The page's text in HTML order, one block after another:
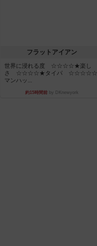
フラットアイアン
世界に浸れる度 ☆☆☆☆★楽し
さ ☆☆☆☆★タイパ ☆☆☆☆☆
マンハッ...
約15時間前 by DKnewyork